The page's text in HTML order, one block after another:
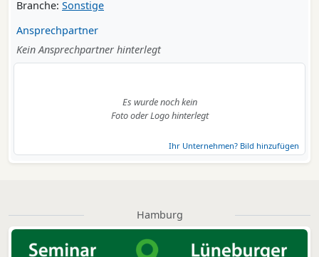
Branche: Sonstige
Ansprechpartner
Kein Ansprechpartner hinterlegt
Es wurde noch kein
Foto oder Logo hinterlegt
Ihr Unternehmen? Bild hinzufügen
Hamburg